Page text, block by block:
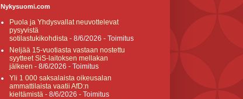
Nykysuomi.com
Puola ja Yhdysvallat neuvottelevat
pysyvistä
sotilastukikohdista - 8/6/2026 - Toimitus
Neljää 15-vuotiasta vastaan nostettu
syytteet SiS-laitoksen mellakan
jälkeen - 8/6/2026 - Toimitus
Yli 1 000 saksalaista oikeusalan
ammattilaista vaatii AfD:n
kieltämistä - 8/6/2026 - Toimitus